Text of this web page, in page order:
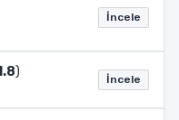
İncele
) İncele